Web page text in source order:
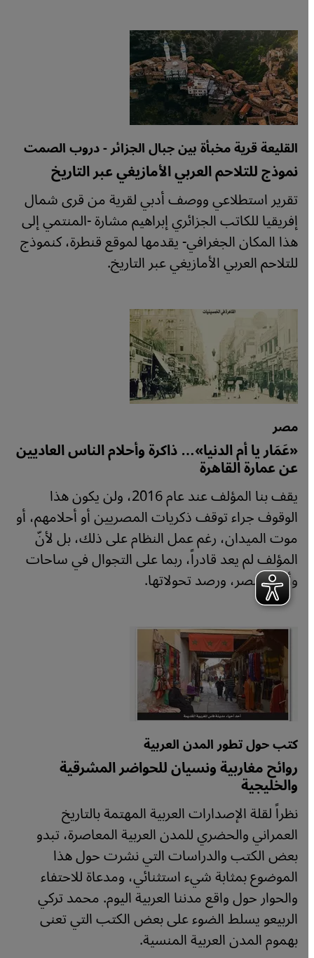
القليعة قرية مخبأة بين جبال الجزائر - دروب الصمت
نموذج للتلاحم العربي الأمازيغي عبر التاريخ
تقرير استطلاعي ووصف أدبي لقرية من قرى شمال
إفريقيا للكاتب الجزائري إبراهيم مشارة -المنتمي إلى
هذا المكان الجغرافي- يقدمها لموقع قنطرة، كنموذج
للتلاحم العربي الأمازيغي عبر التاريخ.
مصر
«عَمَار يا أم الدنيا»… ذاكرة وأحلام الناس العاديين
عن عمارة القاهرة
يقف بنا المؤلف عند عام 2016، ولن يكون هذا
الوقوف جراء توقف ذكريات المصريين أو أحلامهم، أو
موت الميدان، رغم عمل النظام على ذلك، بل لأنّ
المؤلف لم يعد قادراً، ربما على التجوال في ساحات
وأحياء مصر، ورصد تحولاتها.
كتب حول تطور المدن العربية
روائح مغاربية ونسيان للحواضر المشرقية
والخليجية
نظراً لقلة الإصدارات العربية المهتمة بالتاريخ
العمراني والحضري للمدن العربية المعاصرة، تبدو
بعض الكتب والدراسات التي نشرت حول هذا
الموضوع بمثابة شيء استثنائي، ومدعاة للاحتفاء
والحوار حول واقع مدننا العربية اليوم. محمد تركي
الربيعو يسلط الضوء على بعض الكتب التي تعنى
بهموم المدن العربية المنسية.